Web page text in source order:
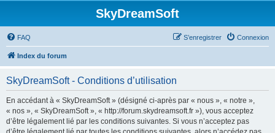
SkyDreamSoft
FAQ Connexion
S’enregistrer
Index du forum
SkyDreamSoft - Conditions d’utilisation
En accédant à « SkyDreamSoft » (désigné ci-après par « nous », « notre »,
« nos », « SkyDreamSoft », « http://forum.skydreamsoft.fr »), vous acceptez
d’être légalement lié par les conditions suivantes. Si vous n’acceptez pas